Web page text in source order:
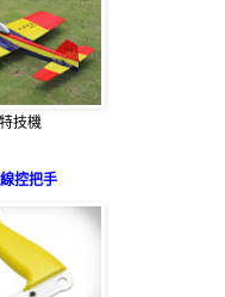
技機
控把手